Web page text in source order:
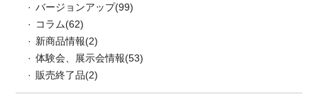
バージョンアップ(99)
コラム(62)
新商品情報(2)
体験会、展示会情報(53)
販売終了品(2)